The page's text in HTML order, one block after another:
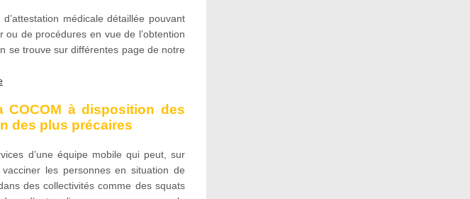
médicale détaillée pouvant
de procédures en vue de l’obtention
se trouve sur différentes page de notre
à disposition des
des plus précaires
d’une équipe mobile qui peut, sur
les personnes en situation de
des collectivités comme des squats